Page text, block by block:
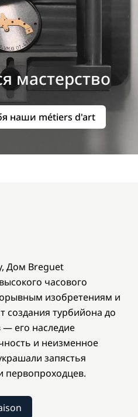
мастерство
наши métiers d'art
Дом Breguet
часового
изобретениям и
создания турбийона до
его наследие
и неизменное
запястья
первопроходцев.